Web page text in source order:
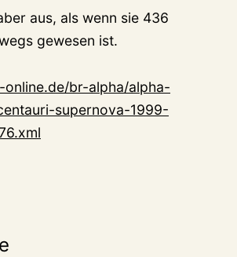
aus, als wenn sie 436
gewesen ist.
br-alpha/alpha-
supernova-1999-